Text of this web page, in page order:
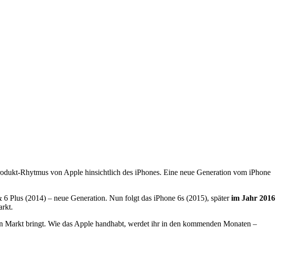
Rhytmus von Apple hinsichtlich des iPhones. Eine neue Generation vom iPhone
Plus (2014) – neue Generation. Nun folgt das iPhone 6s (2015), späterim Jahr 2016
Markt bringt. Wie das Apple handhabt, werdet ihr in den kommenden Monaten –